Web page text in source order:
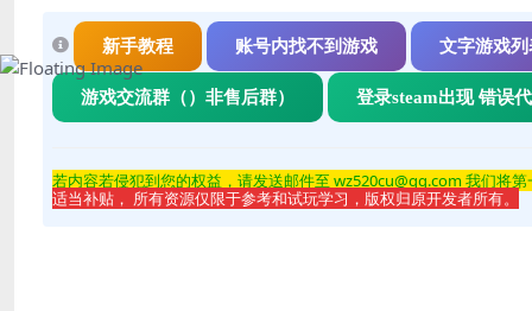
新手教程 账号内找不到游戏 文字游戏列
游戏交流群（）非售后群） 登录steam出现 错误
若内容若侵犯到您的权益，请发送邮件至 wz520cu@qq.com 我们将
适当补贴， 所有资源仅限于参考和试玩学习，版权归原开发者所有。